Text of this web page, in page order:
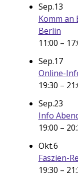
Sep.13
Komm an
Berlin
11:00 –
Sep.17
Online-
19:30 –
Sep.23
Info
19:00 –
Okt.6
Faszien-
19:30 –